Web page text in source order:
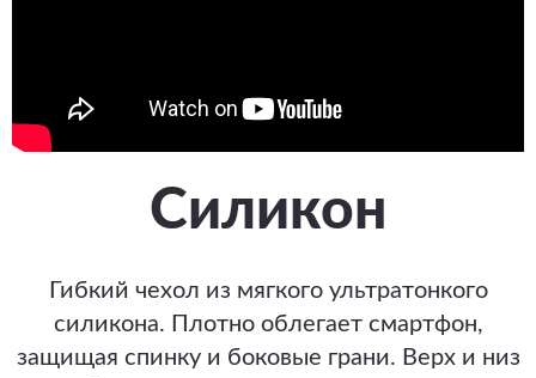
Силикон
Гибкий чехол из мягкого ультратонкого
силикона. Плотно облегает смартфон,
защищая спинку и боковые грани. Верх и низ